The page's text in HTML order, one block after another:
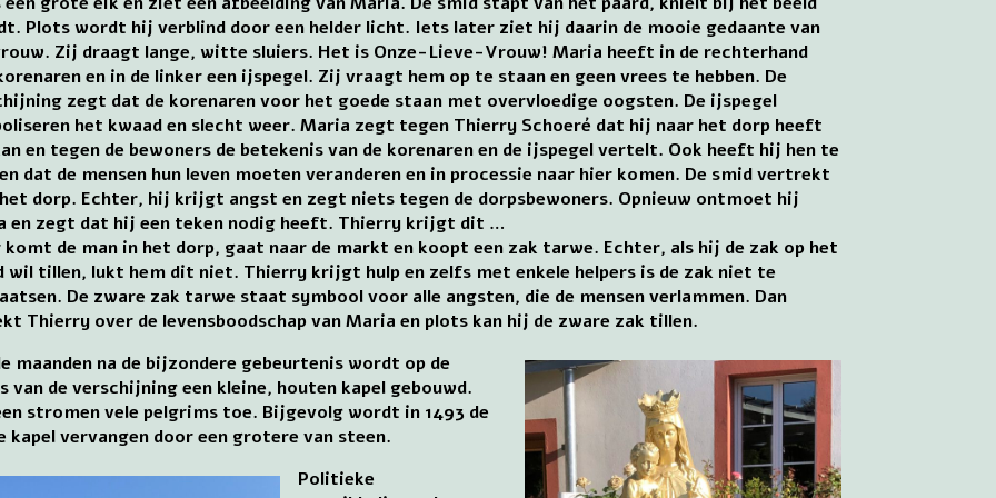
Plots wordt hij verblind door een helder licht. Iets later ziet hij daarin de mooie gedaante van
Zij draagt lange, witte sluiers. Het is Onze-Lieve-Vrouw! Maria heeft in de rechterhand
en in de linker een ijspegel. Zij vraagt hem op te staan en geen vrees te hebben. De
zegt dat de korenaren voor het goede staan met overvloedige oogsten. De ijspegel
het kwaad en slecht weer. Maria zegt tegen Thierry Schoeré dat hij naar het dorp heeft
en tegen de bewoners de betekenis van de korenaren en de ijspegel vertelt. Ook heeft hij hen te
dat de mensen hun leven moeten veranderen en in processie naar hier komen. De smid vertrekt
dorp. Echter, hij krijgt angst en zegt niets tegen de dorpsbewoners. Opnieuw ontmoet hij
en zegt dat hij een teken nodig heeft. Thierry krijgt dit …
komt de man in het dorp, gaat naar de markt en koopt een zak tarwe. Echter, als hij de zak op het
wil tillen, lukt hem dit niet. Thierry krijgt hulp en zelfs met enkele helpers is de zak niet te
De zware zak tarwe staat symbool voor alle angsten, die de mensen verlammen. Dan
Thierry over de levensboodschap van Maria en plots kan hij de zware zak tillen.
maanden na de bijzondere gebeurtenis wordt op de
van de verschijning een kleine, houten kapel gebouwd.
stromen vele pelgrims toe. Bijgevolg wordt in 1493 de
kapel vervangen door een grotere van steen.
Politieke